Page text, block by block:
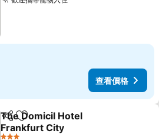
查看價格
分享 加入我的最愛
The Domicil Hotel
Frankfurt City